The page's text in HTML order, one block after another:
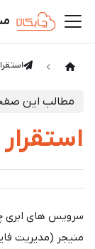
مطالب این
سرویس های ابری
منیجر (مدیریت